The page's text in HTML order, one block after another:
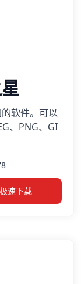
软件。可以
、PNG、GI
极速下载